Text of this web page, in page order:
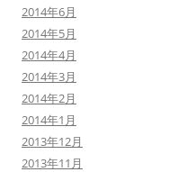
2014年6月
2014年5月
2014年4月
2014年3月
2014年2月
2014年1月
2013年12月
2013年11月